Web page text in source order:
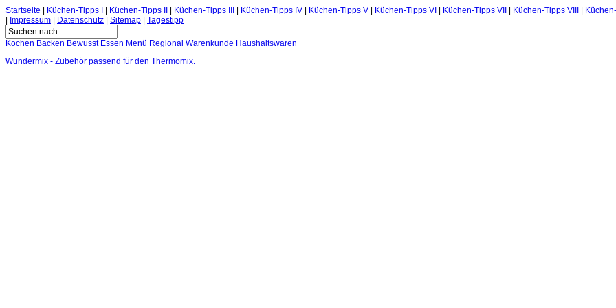
Startseite Küchen-Tipps I Küchen-Tipps II Küchen-Tipps III Küchen-Tipps IV Küchen-Tipps V Küchen-Tipps VI Küchen-Tipps VII Küchen-Tipps VIII
Impressum Datenschutz Sitemap Tagestipp
Kochen Backen Bewusst Essen Menü Regional Warenkunde Haushaltswaren
Wundermix - Zubehör passend für den Thermomix.